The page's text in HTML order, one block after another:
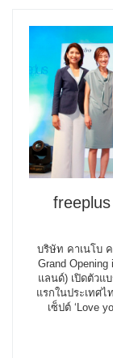
บริษัท คาเนโบ ค
Grand
แลนด์) เปิดตัวแ
แรกในประเทศ
เซ็ปต์ ‘Love